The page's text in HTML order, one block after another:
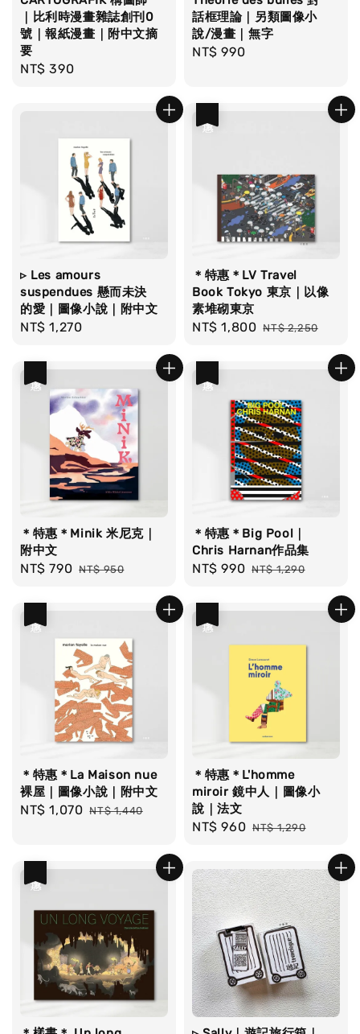
｜比利時漫畫雜誌創刊0
號｜報紙漫畫｜附中文摘
要
Regular
NT$ 390
話框理論｜另類圖像小
說/漫畫｜無字
Regular
NT$ 990
▹ Les amours
suspendues 懸而未決
的愛｜圖像小說｜附中文
Regular
NT$ 1,270
＊特惠＊LV Travel
Book Tokyo 東京｜以像
素堆砌東京
Sale
NT$ 1,800 Regular
NT$ 2,250
＊特惠＊Minik 米尼克｜
附中文
Sale
NT$ 790 Regular
NT$ 950
＊特惠＊Big Pool｜
Chris Harnan作品集
Sale
NT$ 990 Regular
NT$ 1,290
＊特惠＊La Maison nue
裸屋｜圖像小說｜附中文
Sale
NT$ 1,070 Regular
NT$ 1,440
＊特惠＊L'homme
miroir 鏡中人｜圖像小
說｜法文
Sale
NT$ 960 Regular
NT$ 1,290